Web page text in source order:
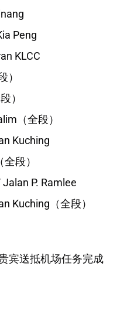
Peng
KLCC
）
）
（全段）
Kuching
段）
P. Ramlee
Kuching（全段）
宾送抵机场任务完成